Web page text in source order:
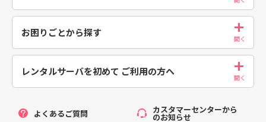
お困りごとから探す
レンタルサーバを初めて ご利用の方へ
よくあるご質問 カスタマーセンターから
のお知らせ